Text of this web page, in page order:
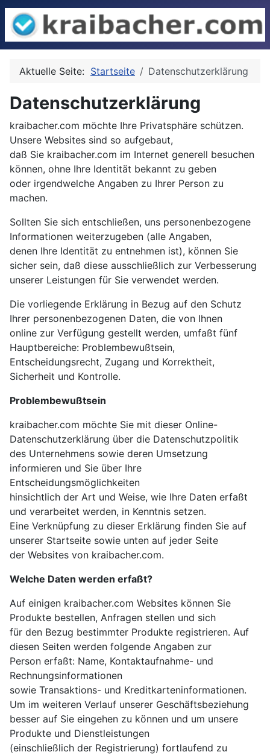
Aktuelle Seite: Startseite Datenschutzerklärung
Datenschutzerklärung
kraibacher.com möchte Ihre Privatsphäre schützen.
Unsere Websites sind so aufgebaut,
daß Sie kraibacher.com im Internet generell besuchen
können, ohne Ihre Identität bekannt zu geben
oder irgendwelche Angaben zu Ihrer Person zu
machen.
Sollten Sie sich entschließen, uns personenbezogene
Informationen weiterzugeben (alle Angaben,
denen Ihre Identität zu entnehmen ist), können Sie
sicher sein, daß diese ausschließlich zur Verbesserung
unserer Leistungen für Sie verwendet werden.
Die vorliegende Erklärung in Bezug auf den Schutz
Ihrer personenbezogenen Daten, die von Ihnen
online zur Verfügung gestellt werden, umfaßt fünf
Hauptbereiche: Problembewußtsein,
Entscheidungsrecht, Zugang und Korrektheit,
Sicherheit und Kontrolle.
Problembewußtsein
kraibacher.com möchte Sie mit dieser Online-
Datenschutzerklärung über die Datenschutzpolitik
des Unternehmens sowie deren Umsetzung
informieren und Sie über Ihre
Entscheidungsmöglichkeiten
hinsichtlich der Art und Weise, wie Ihre Daten erfaßt
und verarbeitet werden, in Kenntnis setzen.
Eine Verknüpfung zu dieser Erklärung finden Sie auf
unserer Startseite sowie unten auf jeder Seite
der Websites von kraibacher.com.
Welche Daten werden erfaßt?
Auf einigen kraibacher.com Websites können Sie
Produkte bestellen, Anfragen stellen und sich
für den Bezug bestimmter Produkte registrieren. Auf
diesen Seiten werden folgende Angaben zur
Person erfaßt: Name, Kontaktaufnahme- und
Rechnungsinformationen
sowie Transaktions- und Kreditkarteninformationen.
Um im weiteren Verlauf unserer Geschäftsbeziehung
besser auf Sie eingehen zu können und um unsere
Produkte und Dienstleistungen
(einschließlich der Registrierung) fortlaufend zu